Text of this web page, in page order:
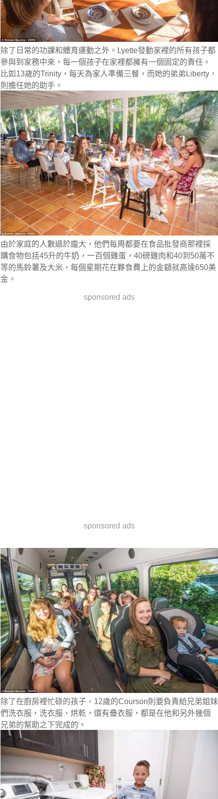
除了日常的功課和體育運動之外。Lyette發動家裡的所有孩子都
參與到家務中來，每一個孩子在家裡都擁有一個固定的責任。
比如13歲的Trinity，每天為家人準備三餐，而她的弟弟Liberty，
則擔任她的助手。
由於家庭的人數過於龐大，他們每周都要在食品批發商那裡採
購食物包括45升的牛奶，一百個雞蛋，40磅雞肉和40到50萬不
等的馬鈴薯及大米，每個星期花在夥食費上的金額就高達650美
金。
sponsored ads
sponsored ads
除了在廚房裡忙碌的孩子，12歲的Courson則要負責給兄弟姐妹
們洗衣服，洗衣服、烘乾，還有疊衣服，都是在他和另外幾個
兄弟的幫助之下完成的。